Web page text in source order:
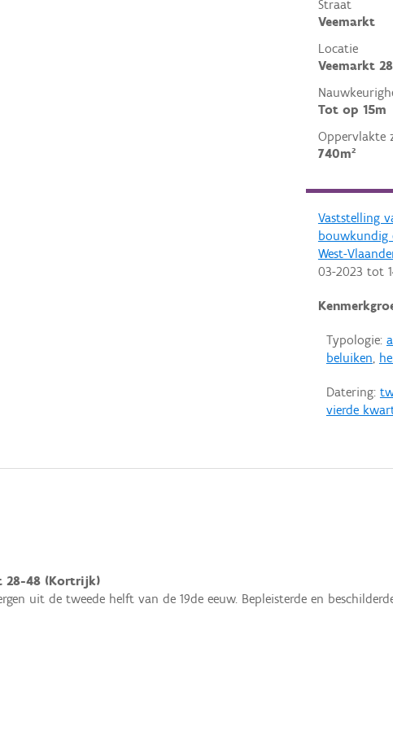
Straat
Veemarkt
Locatie
Veemarkt
Tot op 15m
Oppervlakte
740m²
Vaststelling
bouwkundig
West-
03-2023 tot
Typologie:
beluiken,
Datering:
vierde
28-48 (Kortrijk)
uit de tweede helft van de 19de eeuw. Bepleisterde en